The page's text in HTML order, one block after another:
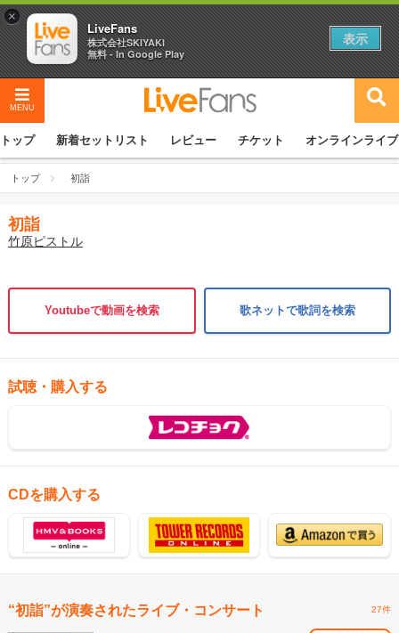
MENU
トップ 新着セットリスト レビュー チケット オンラインライブ
トップ 初詣
初詣
竹原ピストル
Youtubeで動画を検索 歌ネットで歌詞を検索
試聴・購入する
CDを購入する
“初詣”が演奏されたライブ・コンサート 27件
×
LiveFans
株式会社SKIYAKI
無料 - In Google Play
表示